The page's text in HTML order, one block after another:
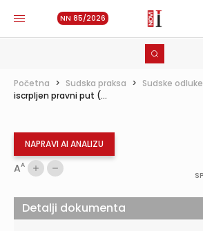
NN 85/2026
Početna > Sudska praksa > Sudske odluke
iscrpljen pravni put (...
NAPRAVI AI ANALIZU
AA
Detalji dokumenta